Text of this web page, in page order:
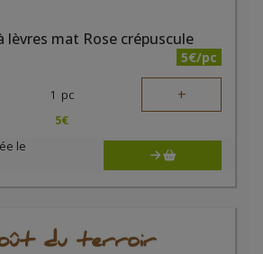
lèvres mat Rose crépuscule
5€/pc
1 pc +
5€
le